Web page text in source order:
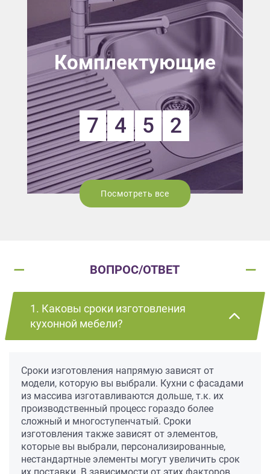
Комплектующие
7 4 5 2
Посмотреть все
ВОПРОС/ОТВЕТ
1. Каковы сроки изготовления
кухонной мебели?
Сроки изготовления напрямую зависят от
модели, которую вы выбрали. Кухни с фасадами
из массива изготавливаются дольше, т.к. их
производственный процесс гораздо более
сложный и многоступенчатый. Сроки
изготовления также зависят от элементов,
которые вы выбрали, персонализированные,
нестандартные элементы могут увеличить срок